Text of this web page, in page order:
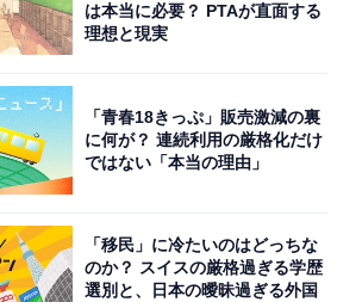
は本当に必要？ PTAが直面する
理想と現実
「青春18きっぷ」販売激減の裏
に何が？ 連続利用の厳格化だけ
ではない「本当の理由」
「移民」に冷たいのはどっちな
のか？ スイスの厳格過ぎる学歴
選別と、日本の曖昧過ぎる外国